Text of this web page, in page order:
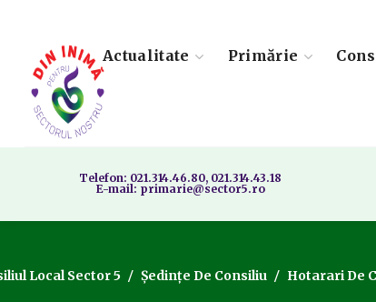
Actualitate Primărie
Telefon: 021.314.46.80, 021.314.43.18
E-mail: primarie@sector5.ro
Local Sector 5 Ședințe De Consiliu Hotarari De